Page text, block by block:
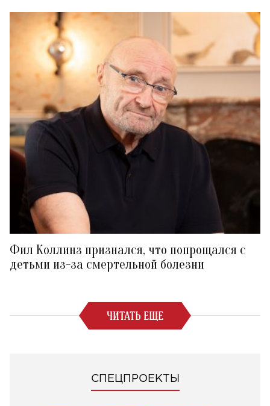
Фил Коллинз признался, что попрощался с
детьми из-за смертельной болезни
ЧИТАТЬ ЕЩЕ
СПЕЦПРОЕКТЫ